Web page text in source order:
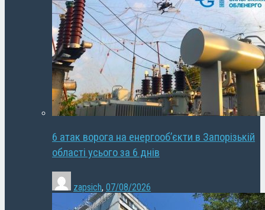
6 атак ворога на енергооб’єкти в Запорізькій
області усього за 6 днів
zapsich, 07/08/2026